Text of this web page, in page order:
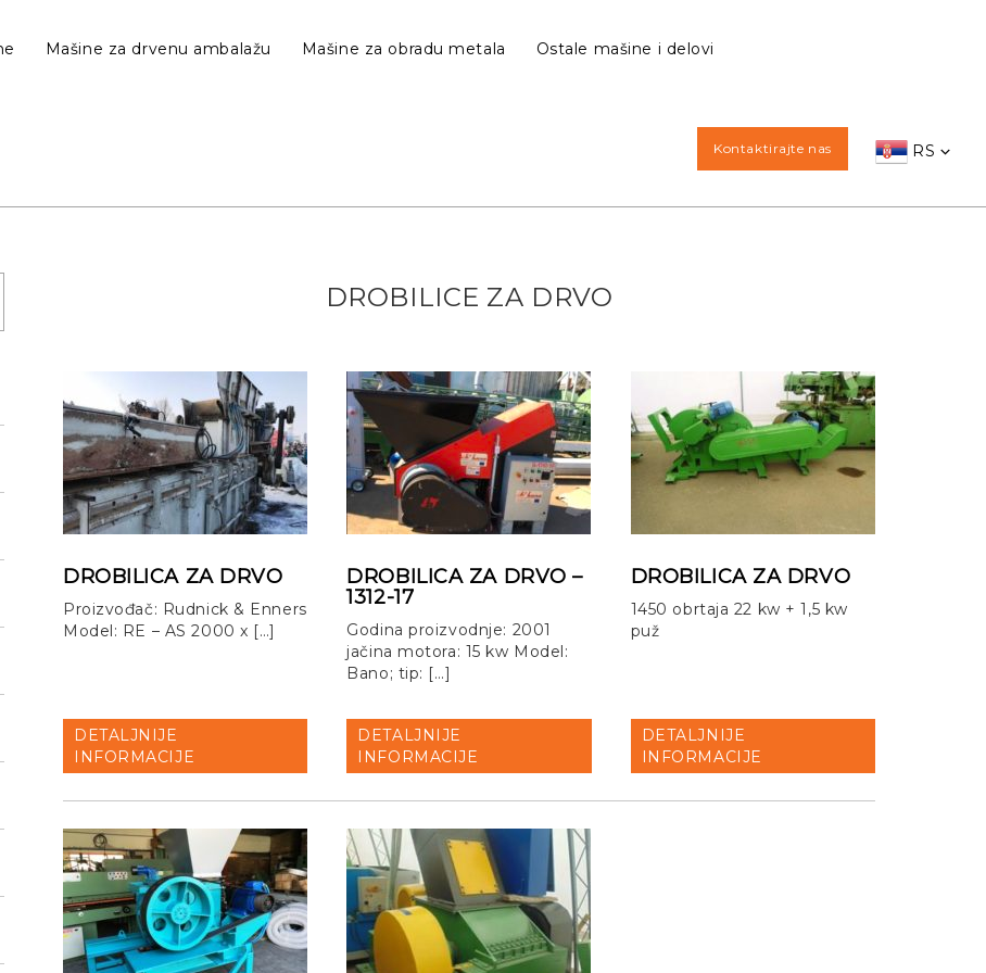
Mašine za drvenu ambalažu Mašine za obradu metala Ostale mašine i delovi
Kontaktirajte nas RS
DROBILICE ZA DRVO
DROBILICA ZA DRVO
Proizvođač: Rudnick & Enners
Model: RE – AS 2000 x […]
DETALJNIJE
INFORMACIJE
DROBILICA ZA DRVO –
1312-17
Godina proizvodnje: 2001
jačina motora: 15 kw Model:
Bano; tip: […]
DETALJNIJE
INFORMACIJE
DROBILICA ZA DRVO
1450 obrtaja 22 kw + 1,5 kw
puž
DETALJNIJE
INFORMACIJE